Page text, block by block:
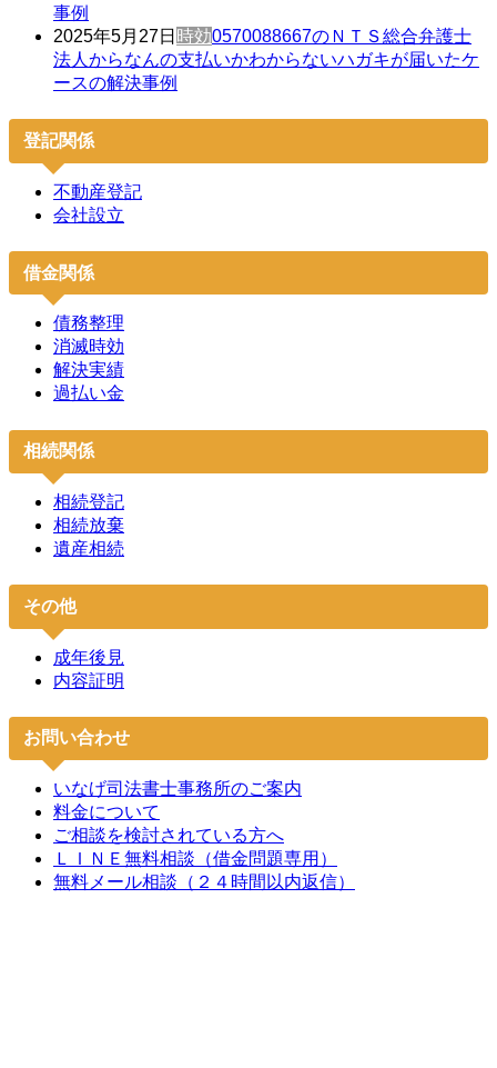
事例
2025年5月27日 時効0570088667のＮＴＳ総合弁護士
法人からなんの支払いかわからないハガキが届いたケ
ースの解決事例
登記関係
不動産登記
会社設立
借金関係
債務整理
消滅時効
解決実績
過払い金
相続関係
相続登記
相続放棄
遺産相続
その他
成年後見
内容証明
お問い合わせ
いなげ司法書士事務所のご案内
料金について
ご相談を検討されている方へ
ＬＩＮＥ無料相談（借金問題専用）
無料メール相談（２４時間以内返信）